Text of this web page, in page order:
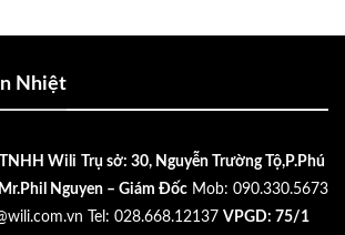
Nhiệt
Wili Trụ sở: 30, Nguyễn Trường Tộ,P.Phú
Mr.Phil Nguyen – Giám Đốc Mob: 090.330.5673
Tel: 028.668.12137 VPGD: 75/1